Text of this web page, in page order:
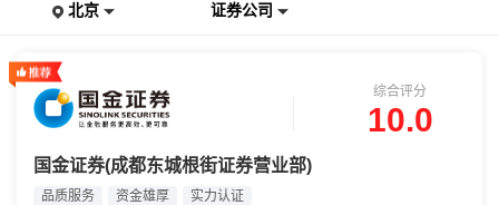
北京 证券公司
综合评分
10.0
国金证券(成都东城根街证券营业部)
品质服务 资金雄厚
实力认证